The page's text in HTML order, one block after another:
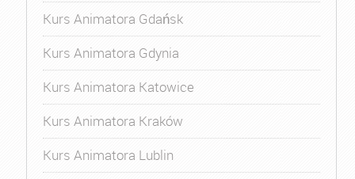
Kurs Animatora Gdańsk
Kurs Animatora Gdynia
Kurs Animatora Katowice
Kurs Animatora Kraków
Kurs Animatora Lublin